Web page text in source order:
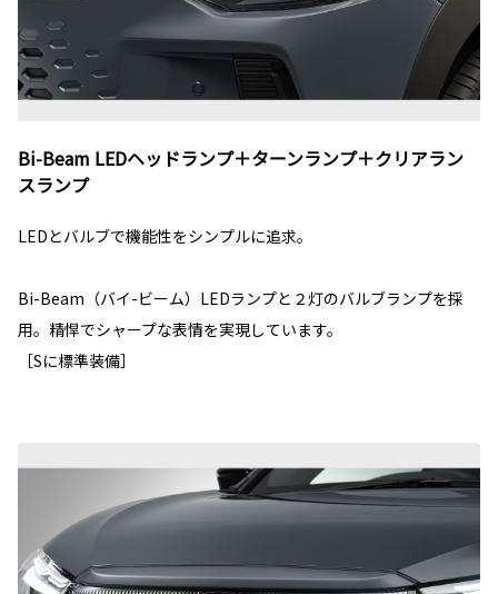
Bi-Beam LEDヘッドランプ＋ターンランプ＋クリアラン
スランプ
LEDとバルブで機能性をシンプルに追求。
Bi-Beam（バイ-ビーム）LEDランプと２灯のバルブランプを採
用。精悍でシャープな表情を実現しています。
［Sに標準装備］